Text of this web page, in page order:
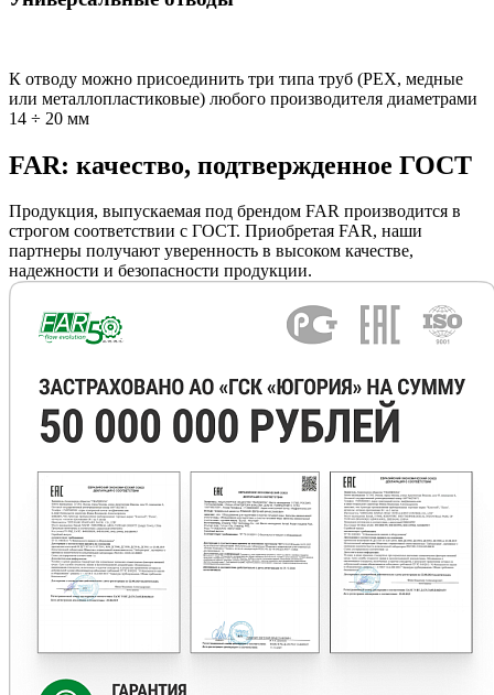
К отводу можно присоединить три типа труб (РЕХ, медные
или металлопластиковые) любого производителя диаметрами
14 ÷ 20 мм
FAR: качество, подтвержденное ГОСТ
Продукция, выпускаемая под брендом FAR производится в
строгом соответствии с ГОСТ. Приобретая FAR, наши
партнеры получают уверенность в высоком качестве,
надежности и безопасности продукции.